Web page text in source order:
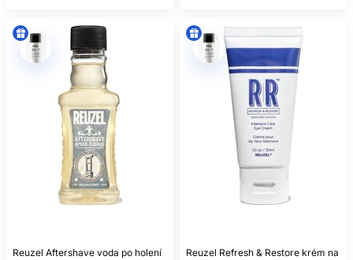
Reuzel Aftershave voda po holení
Reuzel Refresh & Restore krém na